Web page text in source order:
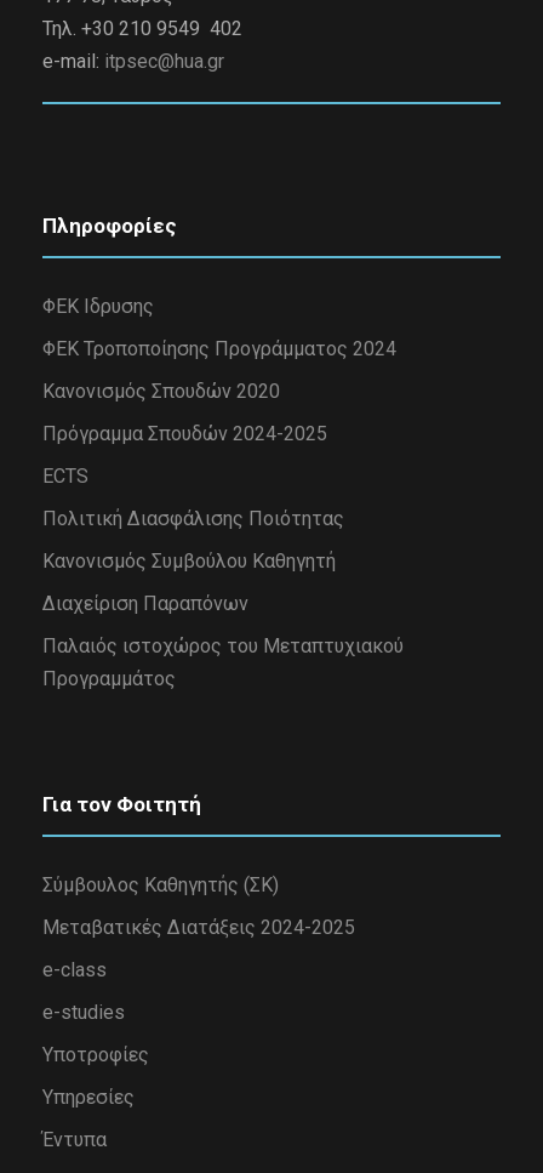
Τηλ. +30 210 9549 402
e-mail: itpsec@hua.gr
Πληροφορίες
ΦΕΚ Ιδρυσης
ΦΕΚ Τροποποίησης Προγράμματος 2024
Κανονισμός Σπουδών 2020
Πρόγραμμα Σπουδών 2024-2025
ECTS
Πολιτική Διασφάλισης Ποιότητας
Κανονισμός Συμβούλου Καθηγητή
Διαχείριση Παραπόνων
Παλαιός ιστοχώρος του Μεταπτυχιακού
Προγραμμάτος
Για τον Φοιτητή
Σύμβουλος Καθηγητής (ΣΚ)
Μεταβατικές Διατάξεις 2024-2025
e-class
e-studies
Υποτροφίες
Υπηρεσίες
Έντυπα